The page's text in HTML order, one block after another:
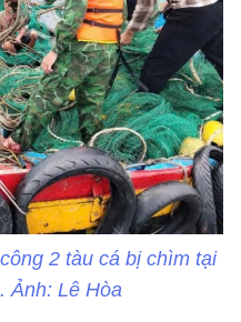
2 tàu cá bị chìm tại
Ảnh: Lê Hòa